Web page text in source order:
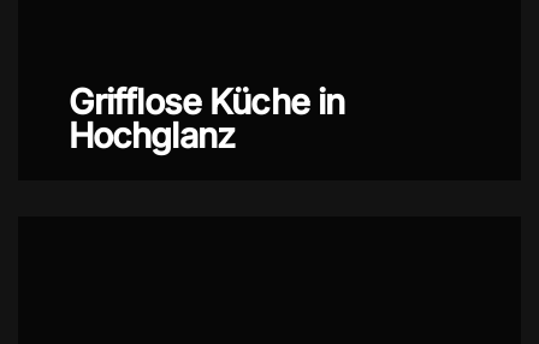
Grifflose Küche in
Hochglanz